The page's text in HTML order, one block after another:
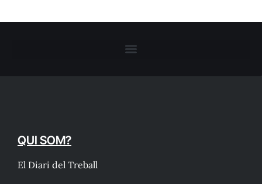
QUI SOM?
El Diari del Treball